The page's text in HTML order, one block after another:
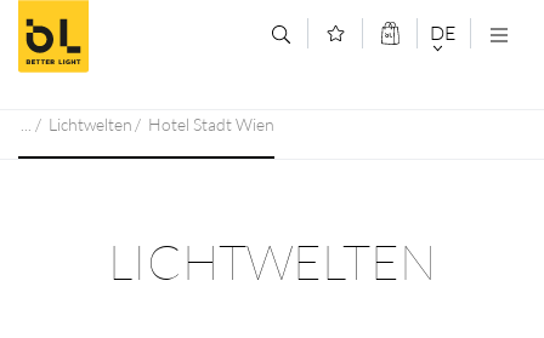
Zum Inhalt springen (Alt+0)
Zum Hauptmenü springen (Alt+1) DE
Lichtwelten Hotel Stadt Wien
LICHTWELTEN